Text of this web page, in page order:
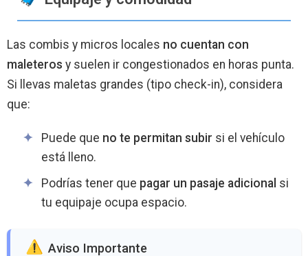
Las combis y micros locales no cuentan con
maleteros y suelen ir congestionados en horas punta.
Si llevas maletas grandes (tipo check-in), considera
que:
Puede que no te permitan subir si el vehículo
está lleno.
Podrías tener que pagar un pasaje adicional si
tu equipaje ocupa espacio.
️ Aviso Importante